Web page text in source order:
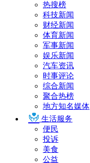
热搜榜
科技新闻
财经新闻
体育新闻
军事新闻
娱乐新闻
汽车资讯
时事评论
综合新闻
聚合热榜
地方知名媒体
生活服务
便民
投诉
美食
公益